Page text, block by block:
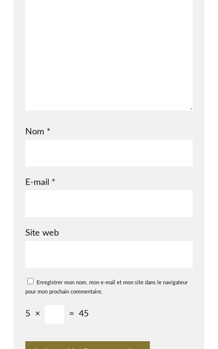
Nom *
E-mail *
Site web
Enregistrer mon nom, mon e-mail et mon site dans le navigateur
pour mon prochain commentaire.
5 × = 45